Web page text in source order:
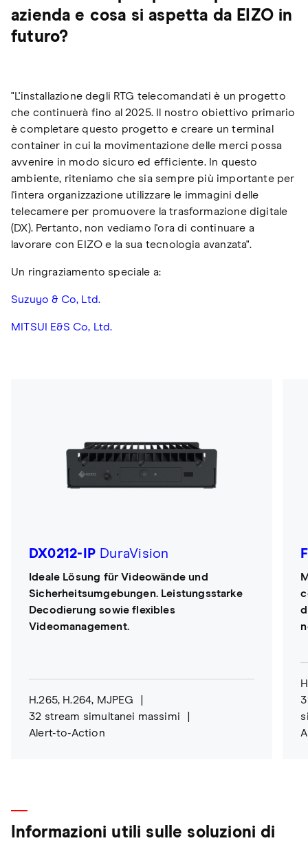
azienda e cosa si aspetta da EIZO in
futuro?
"L'installazione degli RTG telecomandati è un progetto
che continuerà fino al 2025. Il nostro obiettivo primario
è completare questo progetto e creare un terminal
container in cui la movimentazione delle merci possa
avvenire in modo sicuro ed efficiente. In questo
ambiente, riteniamo che sia sempre più importante per
l'intera organizzazione utilizzare le immagini delle
telecamere per promuovere la trasformazione digitale
(DX). Pertanto, non vediamo l'ora di continuare a
lavorare con EIZO e la sua tecnologia avanzata".
Un ringraziamento speciale a:
Suzuyo & Co, Ltd.
MITSUI E&S Co, Ltd.
DX0212-IPDuraVision
Ideale Lösung für Videowände und
Sicherheitsumgebungen. Leistungsstarke
Decodierung sowie flexibles
Videomanagement.
H.265, H.264, MJPEG
32 stream simultanei massimi
Alert-to-Action
Informazioni utili sulle soluzioni di